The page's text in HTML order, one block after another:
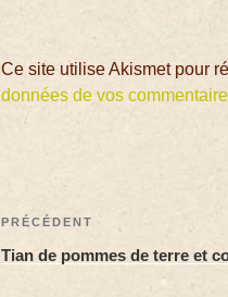
Ce site utilise Akismet pour
données de vos
PRÉCÉDENT
Tian de pommes de terre et